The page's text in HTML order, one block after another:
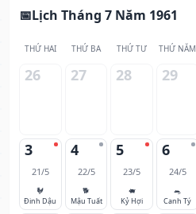
Lịch Tháng 7 Năm 1961
THỨ HAI THỨ BA THỨ TƯ THỨ NĂM
26 27 28 29
3
21/5
🐓
Đinh Dậu
4
22/5
🐕
Mậu Tuất
5
23/5
🐖
Kỷ Hợi
6
24/5
🐀
Canh Tý